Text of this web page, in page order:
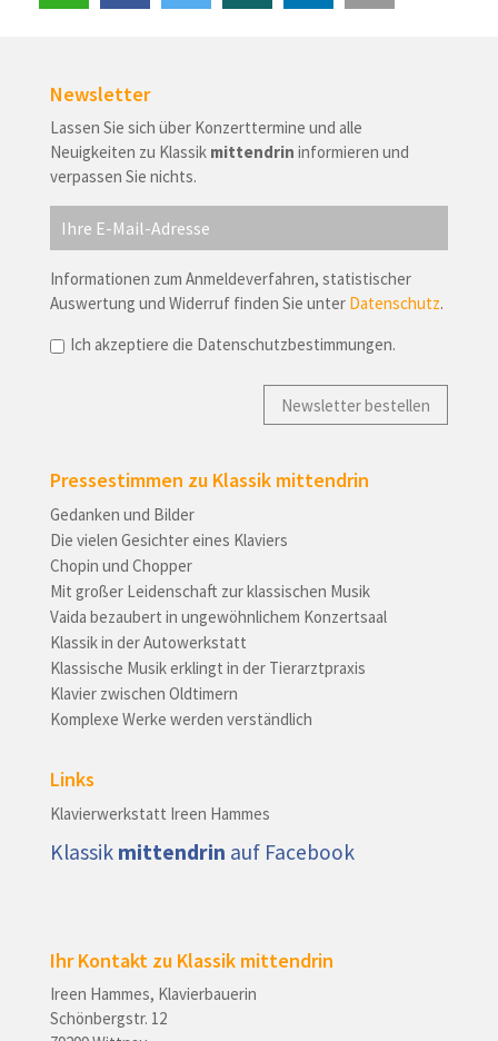
Newsletter
Lassen Sie sich über Konzerttermine und alle
Neuigkeiten zu Klassik mittendrin informieren und
verpassen Sie nichts.
Informationen zum Anmeldeverfahren, statistischer
Auswertung und Widerruf finden Sie unter Datenschutz.
Ich akzeptiere die Datenschutzbestimmungen.
Pressestimmen zu Klassik mittendrin
Gedanken und Bilder
Die vielen Gesichter eines Klaviers
Chopin und Chopper
Mit großer Leidenschaft zur klassischen Musik
Vaida bezaubert in ungewöhnlichem Konzertsaal
Klassik in der Autowerkstatt
Klassische Musik erklingt in der Tierarztpraxis
Klavier zwischen Oldtimern
Komplexe Werke werden verständlich
Links
Klavierwerkstatt Ireen Hammes
Klassik mittendrin auf Facebook
Ihr Kontakt zu Klassik mittendrin
Ireen Hammes, Klavierbauerin
Schönbergstr. 12